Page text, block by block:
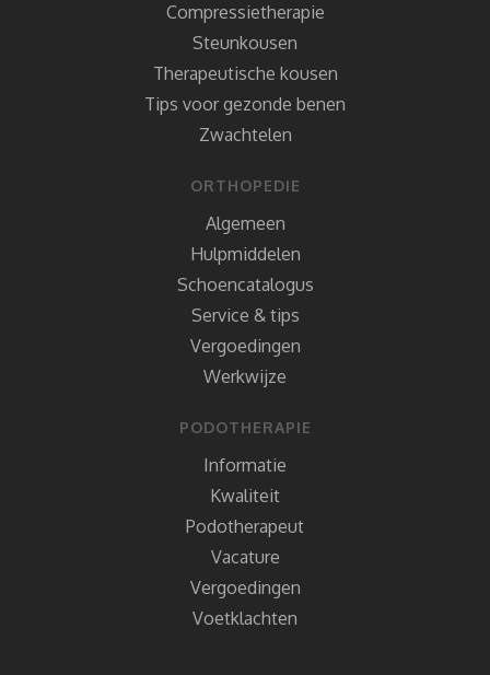
Compressietherapie
Steunkousen
Therapeutische kousen
Tips voor gezonde benen
Zwachtelen
ORTHOPEDIE
Algemeen
Hulpmiddelen
Schoencatalogus
Service & tips
Vergoedingen
Werkwijze
PODOTHERAPIE
Informatie
Kwaliteit
Podotherapeut
Vacature
Vergoedingen
Voetklachten